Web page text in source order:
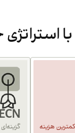
هزینه
ECN